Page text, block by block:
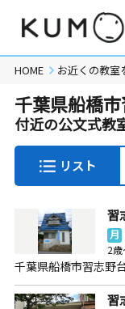
HOME お近くの教室
千葉県船橋
付近の公文式教
リスト
習
月
2
千葉県船橋市習志野
習